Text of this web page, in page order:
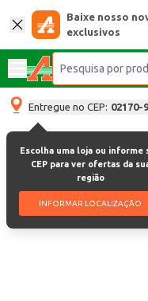
Baixe nosso
exclusivos
Entregue no CEP: 02170-
Escolha uma loja ou informe
CEP para ver ofertas da
região
INFORMAR LOCALIZAÇÃO